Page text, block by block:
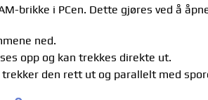
brikke i PCen. Dette gjøres ved å
ned.
opp og kan trekkes direkte ut.
trekker den rett ut og parallelt med